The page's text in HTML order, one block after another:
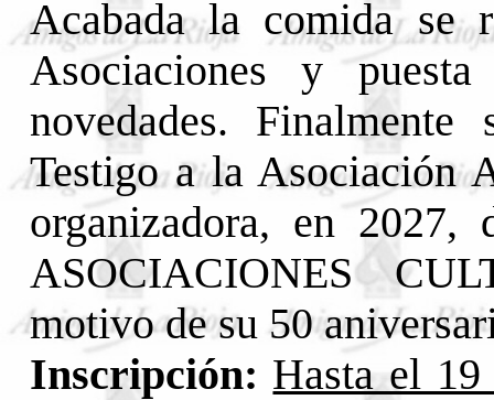
Acabada la comida se
Asociaciones y
novedades.
Testigo a la Asociación
organizadora, en
ASOCIACIONES
motivo de su 50
Inscripción: Hasta el